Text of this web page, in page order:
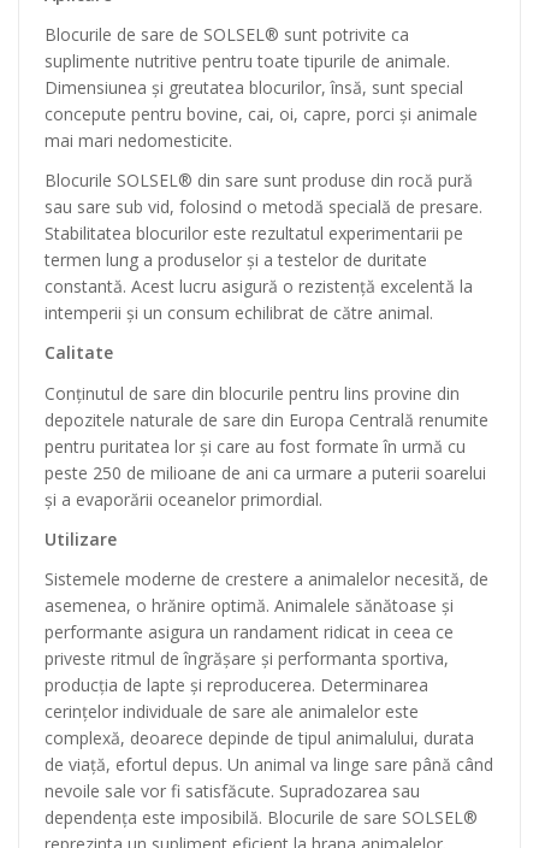
Blocurile de sare de SOLSEL® sunt potrivite ca
suplimente nutritive pentru toate tipurile de animale.
Dimensiunea și greutatea blocurilor, însă, sunt special
concepute pentru bovine, cai, oi, capre, porci și animale
mai mari nedomesticite.
Blocurile SOLSEL® din sare sunt produse din rocă pură
sau sare sub vid, folosind o metodă specială de presare.
Stabilitatea blocurilor este rezultatul experimentarii pe
termen lung a produselor și a testelor de duritate
constantă. Acest lucru asigură o rezistență excelentă la
intemperii și un consum echilibrat de către animal.
Calitate
Conținutul de sare din blocurile pentru lins provine din
depozitele naturale de sare din Europa Centrală renumite
pentru puritatea lor și care au fost formate în urmă cu
peste 250 de milioane de ani ca urmare a puterii soarelui
și a evaporării oceanelor primordial.
Utilizare
Sistemele moderne de crestere a animalelor necesită, de
asemenea, o hrănire optimă. Animalele sănătoase și
performante asigura un randament ridicat in ceea ce
priveste ritmul de îngrășare și performanta sportiva,
producția de lapte și reproducerea. Determinarea
cerințelor individuale de sare ale animalelor este
complexă, deoarece depinde de tipul animalului, durata
de viață, efortul depus. Un animal va linge sare până când
nevoile sale vor fi satisfăcute. Supradozarea sau
dependența este imposibilă. Blocurile de sare SOLSEL®